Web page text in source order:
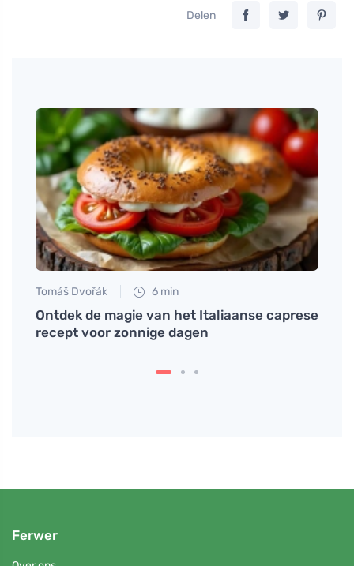
Delen
Tomáš Dvořák 6 min
Ontdek de magie van het Italiaanse caprese
recept voor zonnige dagen
Ferwer